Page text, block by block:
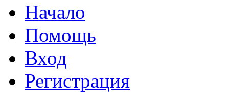
Начало
Помощь
Вход
Регистрация